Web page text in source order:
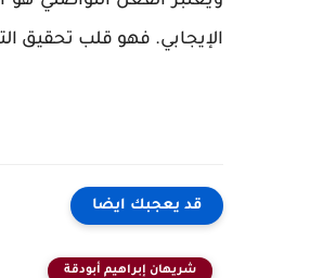
الإيجابي. فهو قلب تحقيق
قد يعجبك ايضا
شريهان إبراهيم أبودقة